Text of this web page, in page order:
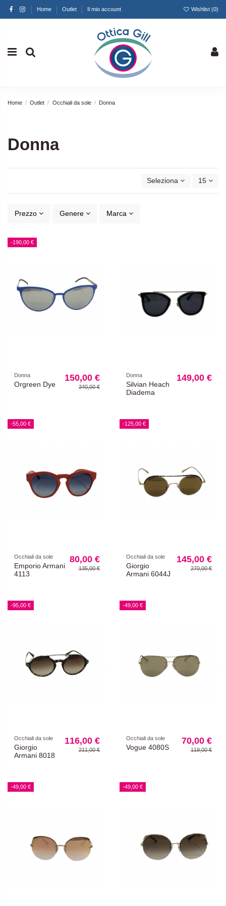
Home Outlet Il mio account Wishlist (0)
Home Outlet Occhiali da sole Donna
Donna
Seleziona 15
Prezzo Genere Marca
-190,00 €
Donna
Orgreen Dye
150,00 €
340,00 €
Donna
Silvian Heach
Diadema
149,00 €
-55,00 €
Occhiali da sole
Emporio Armani
4113
80,00 €
135,00 €
-125,00 €
Occhiali da sole
Giorgio
Armani 6044J
145,00 €
270,00 €
-95,00 €
Occhiali da sole
Giorgio
Armani 8018
116,00 €
211,00 €
-49,00 €
Occhiali da sole
Vogue 4080S
70,00 €
119,00 €
-49,00 € -49,00 €